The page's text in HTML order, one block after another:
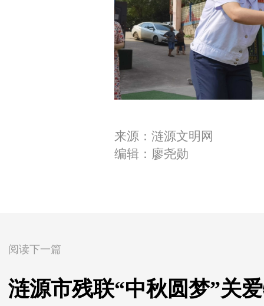
来源：涟源文明网
编辑：廖尧勋
阅读下一篇
涟源市残联“中秋圆梦”关